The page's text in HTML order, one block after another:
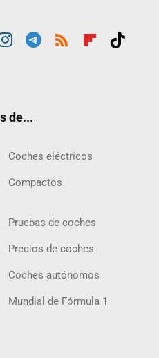
de...
Coches eléctricos
Compactos
Pruebas de coches
Precios de coches
Coches autónomos
Mundial de Fórmula 1